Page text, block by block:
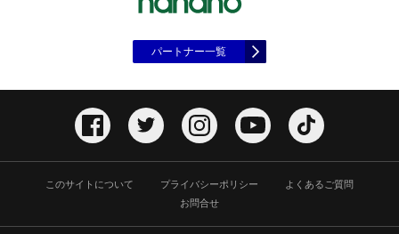
パートナー一覧
このサイトについて プライバシーポリシー
よくあるご質問
お問合せ